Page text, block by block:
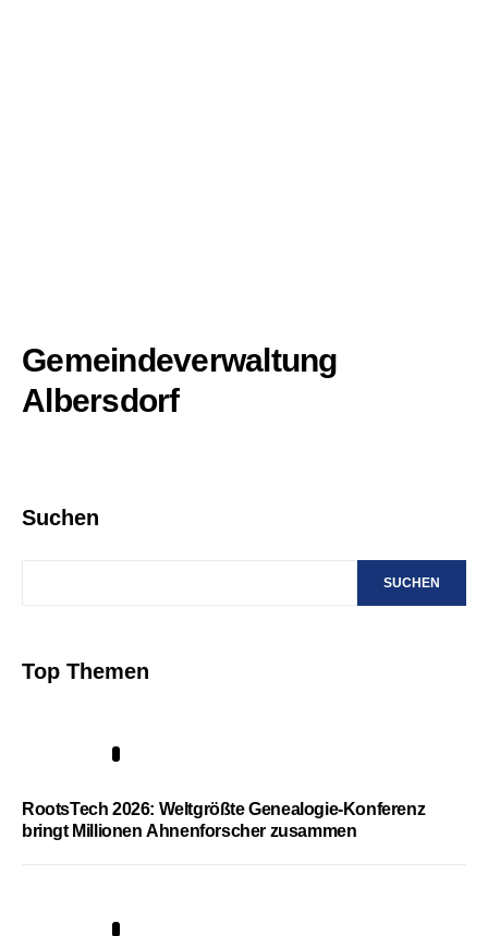
Gemeindeverwaltung
Albersdorf
Suchen
SUCHEN
Top Themen
RootsTech 2026: Weltgrößte Genealogie-Konferenz
bringt Millionen Ahnenforscher zusammen